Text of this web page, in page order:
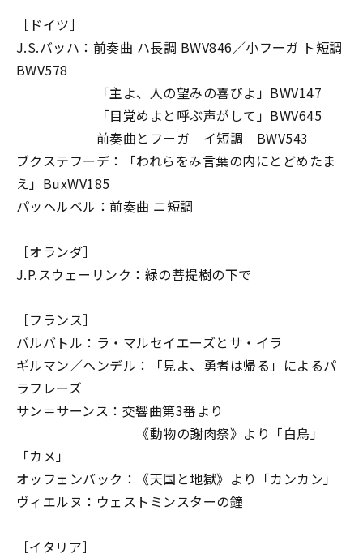
［ドイツ］
J.S.バッハ：前奏曲 ハ長調 BWV846／小フーガ ト短調
BWV578
「主よ、人の望みの喜びよ」BWV147
「目覚めよと呼ぶ声がして」BWV645
前奏曲とフーガ イ短調 BWV543
ブクステフーデ：「われらをみ言葉の内にとどめたま
え」BuxWV185
パッヘルベル：前奏曲 ニ短調
［オランダ］
J.P.スウェーリンク：緑の菩提樹の下で
［フランス］
バルバトル：ラ・マルセイエーズとサ・イラ
ギルマン／ヘンデル：「見よ、勇者は帰る」によるパ
ラフレーズ
サン＝サーンス：交響曲第3番より
《動物の謝肉祭》より「白鳥」
「カメ」
オッフェンバック：《天国と地獄》より「カンカン」
ヴィエルヌ：ウェストミンスターの鐘
［イタリア］